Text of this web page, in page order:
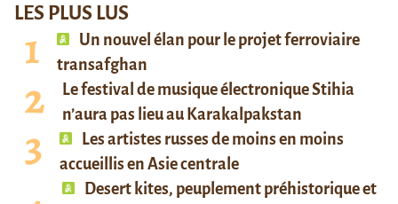
LES PLUS LUS
Un nouvel élan pour le projet ferroviaire
transafghan
Le festival de musique électronique Stihia
n’aura pas lieu au Karakalpakstan
Les artistes russes de moins en moins
accueillis en Asie centrale
Desert kites, peuplement préhistorique et